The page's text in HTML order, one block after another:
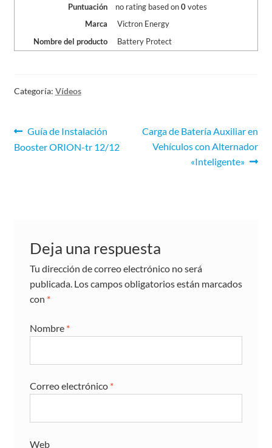
Puntuación no rating based on0votes
Marca
Victron Energy
Nombre del producto
Battery Protect
Categoría: Vídeos
Guía de Instalación
Booster ORION-tr 12/12
Carga de Batería Auxiliar en
Vehículos con Alternador
«Inteligente»
Deja una respuesta
Tu dirección de correo electrónico no será
publicada. Los campos obligatorios están marcados
con *
Nombre *
Correo electrónico *
Web